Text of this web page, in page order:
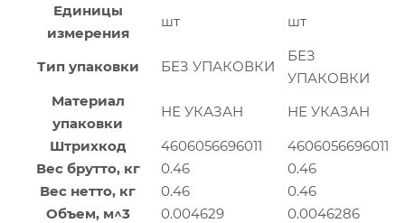
Единицы
измерения
шт шт
Тип упаковки БЕЗ УПАКОВКИ
БЕЗ
УПАКОВКИ
Материал
упаковки
НЕ УКАЗАН
НЕ УКАЗАН
Штрихкод
4606056696011
4606056696011
Вес брутто, кг
0.46
0.46
Вес нетто, кг
0.46
0.46
Объем, м^3
0.004629
0.0046286